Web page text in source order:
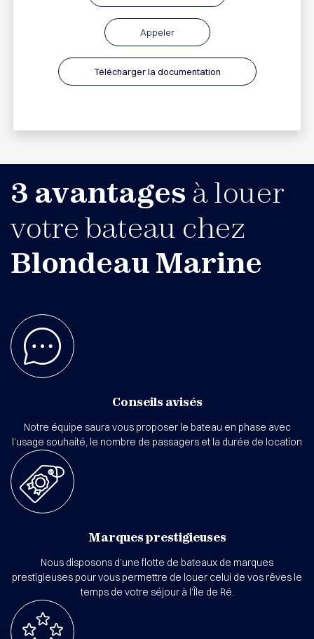
Appeler
Télécharger la documentation
3 avantages à louer
votre bateau chez
Blondeau Marine
Conseils avisés
Notre équipe saura vous proposer le bateau en phase avec
l’usage souhaité, le nombre de passagers et la durée de location
Marques prestigieuses
Nous disposons d’une flotte de bateaux de marques
prestigieuses pour vous permettre de louer celui de vos rêves le
temps de votre séjour à l’Île de Ré.